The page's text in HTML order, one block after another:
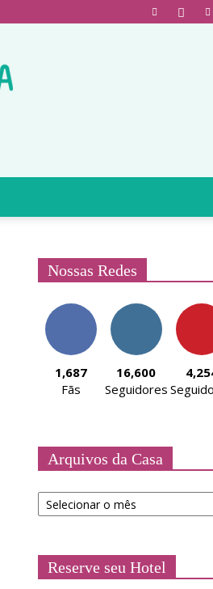
Nossas Redes
1,687
Fãs
16,600
Seguidores
Arquivos da Casa
Arquivos
da
Reserve seu Hotel